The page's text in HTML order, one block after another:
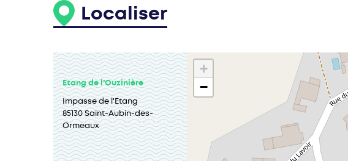
Localiser
Etang de l’Ouzinière
Impasse de l'Etang
85130 Saint-Aubin-des-
Ormeaux
+
−